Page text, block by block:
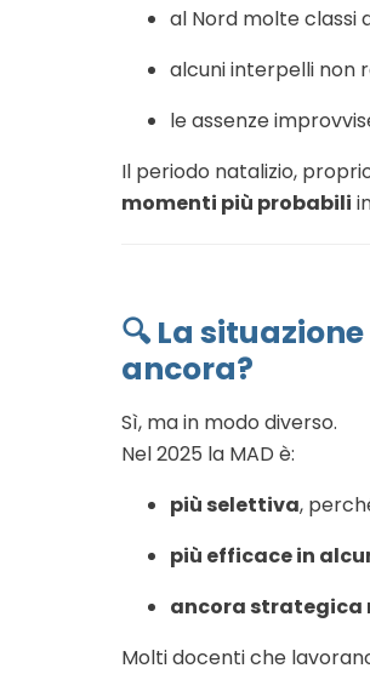
al Nord molte classi
alcuni interpelli non
le assenze
Il periodo natalizio,
momenti più probabili
🔍La
ancora?
Sì, ma in modo diverso.
Nel 2025 la MAD è:
più selettiva,
più efficace in
ancora strategica
Molti docenti che